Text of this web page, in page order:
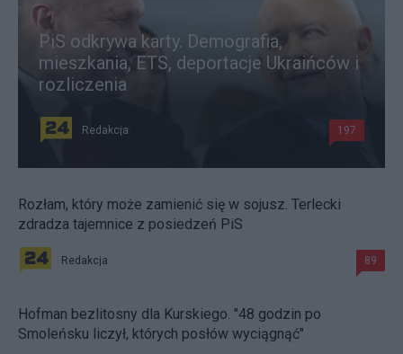
PiS odkrywa karty. Demografia,
mieszkania, ETS, deportacje Ukraińców i
rozliczenia
Redakcja 197
Rozłam, który może zamienić się w sojusz. Terlecki
zdradza tajemnice z posiedzeń PiS
Redakcja 89
Hofman bezlitosny dla Kurskiego. "48 godzin po
Smoleńsku liczył, których posłów wyciągnąć"